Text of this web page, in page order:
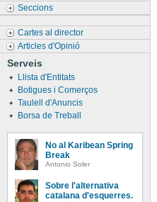
Seccions
Cartes al director
Articles d'Opinió
Serveis
Llista d'Entitats
Botigues i Comerços
Taulell d'Anuncis
Borsa de Treball
No al Karibean Spring
Break
Antonio Soler
Sobre l'alternativa
catalana d'esquerres.